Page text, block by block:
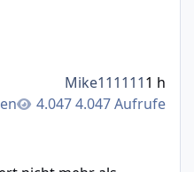
4.047 Aufrufe
Mike1111111 h